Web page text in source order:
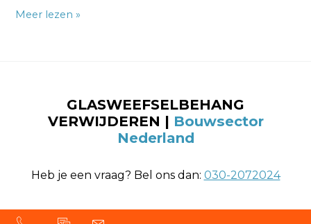
Meer lezen »
GLASWEEFSELBEHANG
VERWIJDEREN | Bouwsector
Nederland
Heb je een vraag? Bel ons dan: 030-2072024